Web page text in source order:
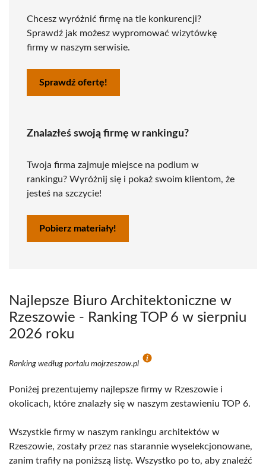
Chcesz wyróżnić firmę na tle konkurencji?
Sprawdź jak możesz wypromować wizytówkę
firmy w naszym serwisie.
Sprawdź ofertę!
Znalazłeś swoją firmę w rankingu?
Twoja firma zajmuje miejsce na podium w
rankingu? Wyróżnij się i pokaż swoim klientom, że
jesteś na szczycie!
Pobierz materiały!
Najlepsze Biuro Architektoniczne w
Rzeszowie - Ranking TOP 6 w sierpniu
2026 roku
Ranking według portalu mojrzeszow.pl
Poniżej prezentujemy najlepsze firmy w Rzeszowie i
okolicach, które znalazły się w naszym zestawieniu TOP 6.
Wszystkie firmy w naszym rankingu architektów w
Rzeszowie, zostały przez nas starannie wyselekcjonowane,
zanim trafiły na poniższą listę. Wszystko po to, aby znaleźć